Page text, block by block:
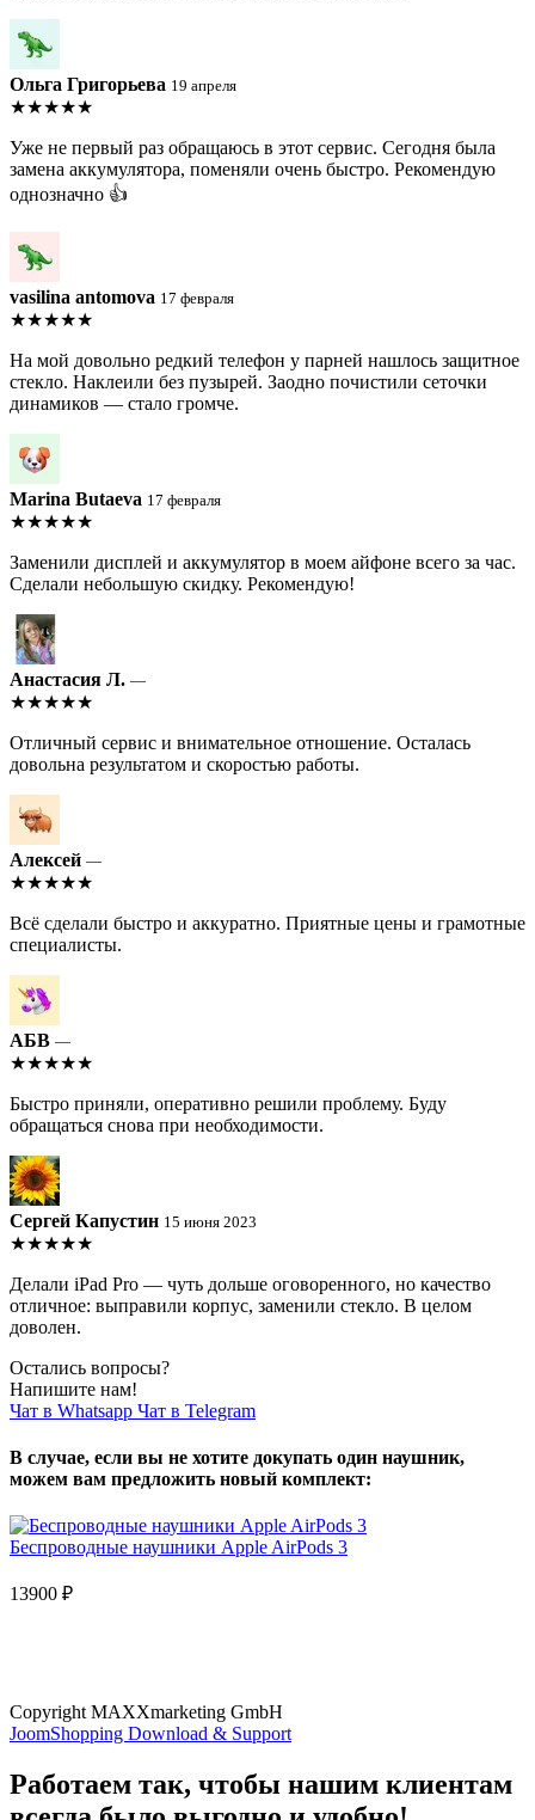
Ольга Григорьева 19 апреля
★★★★★
Уже не первый раз обращаюсь в этот сервис. Сегодня была
замена аккумулятора, поменяли очень быстро. Рекомендую
однозначно 👍
vasilina antomova 17 февраля
★★★★★
На мой довольно редкий телефон у парней нашлось защитное
стекло. Наклеили без пузырей. Заодно почистили сеточки
динамиков — стало громче.
Marina Butaeva 17 февраля
★★★★★
Заменили дисплей и аккумулятор в моем айфоне всего за час.
Сделали небольшую скидку. Рекомендую!
Анастасия Л. —
★★★★★
Отличный сервис и внимательное отношение. Осталась
довольна результатом и скоростью работы.
Алексей —
★★★★★
Всё сделали быстро и аккуратно. Приятные цены и грамотные
специалисты.
АБВ —
★★★★★
Быстро приняли, оперативно решили проблему. Буду
обращаться снова при необходимости.
Сергей Капустин 15 июня 2023
★★★★★
Делали iPad Pro — чуть дольше оговоренного, но качество
отличное: выправили корпус, заменили стекло. В целом
доволен.
Остались вопросы?
Напишите нам!
Чат в Whatsapp Чат в Telegram
В случае, если вы не хотите докупать один наушник,
можем вам предложить новый комплект:
Беспроводные наушники Apple AirPods 3
13900 ₽
Copyright MAXXmarketing GmbH
JoomShopping Download & Support
Работаем так, чтобы нашим клиентам